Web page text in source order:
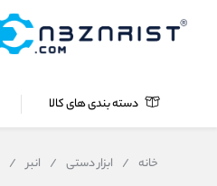
دسته بندی های کالا
خانه / ابزار دستی / انبر /